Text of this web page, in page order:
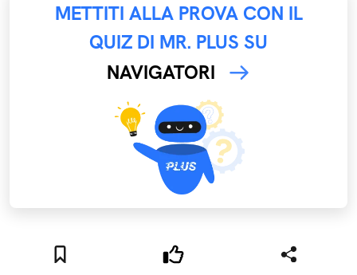
METTITI ALLA PROVA CON IL
QUIZ DI MR. PLUS SU
NAVIGATORI